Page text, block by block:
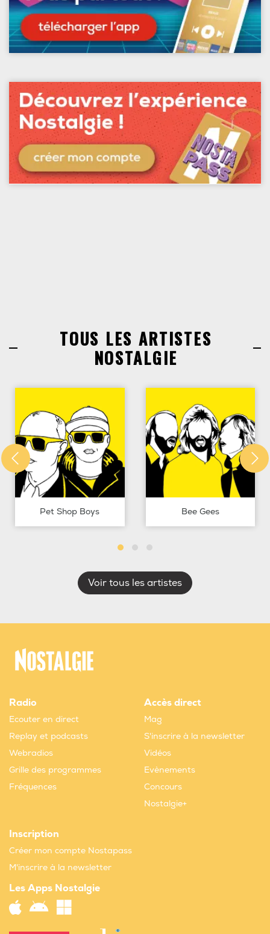
TOUS LES ARTISTES
NOSTALGIE
Pet Shop Boys Bee Gees
Voir tous les artistes
Radio
Ecouter en direct
Replay et podcasts
Webradios
Grille des programmes
Fréquences
Accès direct
Mag
S'inscrire à la newsletter
Vidéos
Evènements
Concours
Nostalgie+
Inscription
Créer mon compte Nostapass
M'inscrire à la newsletter
Les Apps Nostalgie